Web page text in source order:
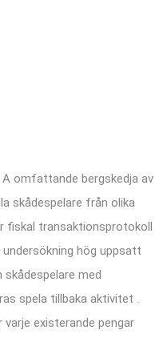
omfattande bergskedja av
skådespelare från olika
fiskal transaktionsprotokoll
hög uppsatt
med
spela tillbaka aktivitet .
existerande pengar